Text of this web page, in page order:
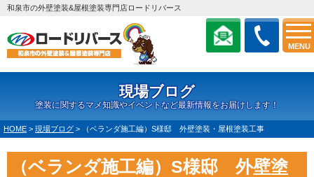
MENU
和泉市の外壁塗装&屋根塗装専門店ロードリバース
現場ブログ
塗装に関するマメ知識やイベントなど最新情報をお届けします！
HOME > 現場ブログ > （ベランダ施工編）S様邸 外壁塗装・屋根塗装工事
（ベランダ施工編）S様邸 外壁塗